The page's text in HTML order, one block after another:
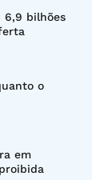
6,9 bilhões
o
em